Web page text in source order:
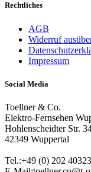
Rechtliches
AGB
Widerruf
Impressum
Social Media
Toellner & Co.
Elektro-Fernsehen
Hohlenscheidter Str.
42349 Wuppertal
Tel.:+49 (0) 202